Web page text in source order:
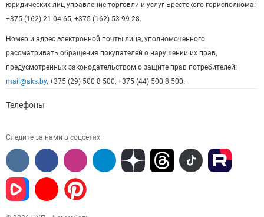
юридических лиц управление торговли и услуг Брестского горисполкома:
+375 (162) 21 04 65, +375 (162) 53 99 28.
Номер и адрес электронной почты лица, уполномоченного
рассматривать обращения покупателей о нарушении их прав,
предусмотренных законодательством о защите прав потребителей:
mail@aks.by, +375 (29) 500 8 500, +375 (44) 500 8 500.
Телефоны
Следите за нами в соцсетях